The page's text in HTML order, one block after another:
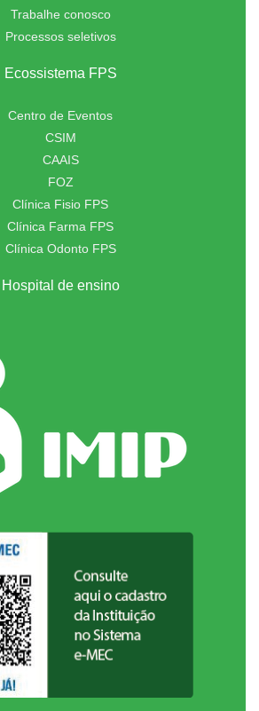
Trabalhe conosco
Processos seletivos
Ecossistema FPS
Centro de Eventos
CSIM
CAAIS
FOZ
Clínica Fisio FPS
Clínica Farma FPS
Clínica Odonto FPS
Hospital de ensino